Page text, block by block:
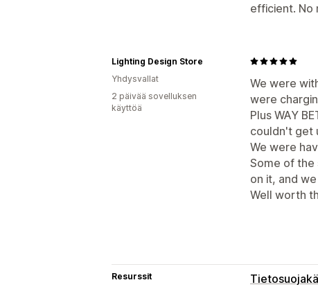
efficient. No
We were
were
Plus WAY
couldn't get
We were
Some of the
on it, and
Well worth
Lighting Design Store
Yhdysvallat
2 päivää sovelluksen
käyttöä
Resurssit